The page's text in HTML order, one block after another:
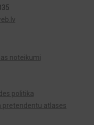
noteikumi
politika
pretendentu atlases